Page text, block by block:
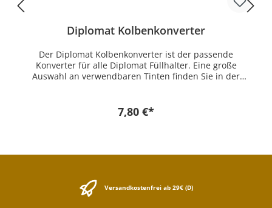
Diplomat Kolbenkonverter
Der Diplomat Kolbenkonverter ist der passende
Konverter für alle Diplomat Füllhalter. Eine große
Auswahl an verwendbaren Tinten finden Sie in der
7,80 €*
Versandkostenfrei ab 29€ (D)